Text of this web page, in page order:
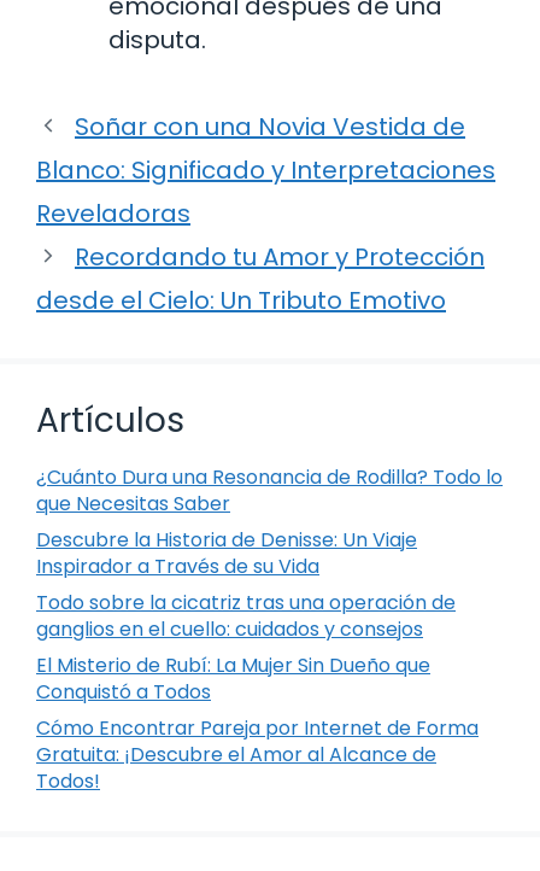
disputa.
Soñar con una Novia Vestida de
Blanco: Significado y Interpretaciones
Reveladoras
Recordando tu Amor y Protección
desde el Cielo: Un Tributo Emotivo
Artículos
¿Cuánto Dura una Resonancia de Rodilla? Todo lo
que Necesitas Saber
Descubre la Historia de Denisse: Un Viaje
Inspirador a Través de su Vida
Todo sobre la cicatriz tras una operación de
ganglios en el cuello: cuidados y consejos
El Misterio de Rubí: La Mujer Sin Dueño que
Conquistó a Todos
Cómo Encontrar Pareja por Internet de Forma
Gratuita: ¡Descubre el Amor al Alcance de
Todos!